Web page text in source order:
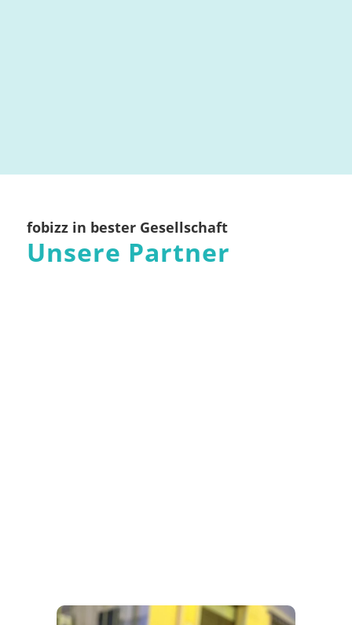
fobizz in bester Gesellschaft
Unsere Partner